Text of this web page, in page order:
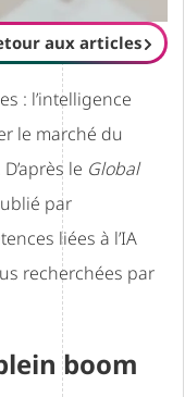
: l’intelligence
le marché du
le Global
par
liées à l’IA
recherchées par
boom
aux articles